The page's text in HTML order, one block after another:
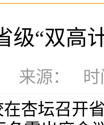
级“双高
来源： 时
杏坛召开